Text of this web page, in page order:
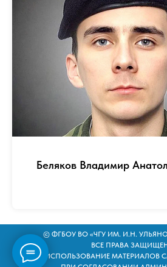
Беляков Владимир
© ФГБОУ ВО «ЧГУ ИМ. И.Н.
ВСЕ ПРАВА
ИСПОЛЬЗОВАНИЕ МАТЕРИАЛОВ